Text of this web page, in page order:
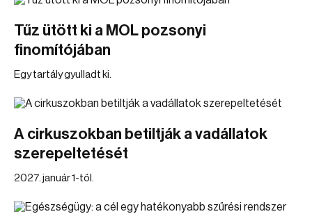
Tűz ütött ki a MOL pozsonyi
finomítójában
Egy tartály gyulladt ki.
A cirkuszokban betiltják a vadállatok
szerepeltetését
2027. január 1-től.